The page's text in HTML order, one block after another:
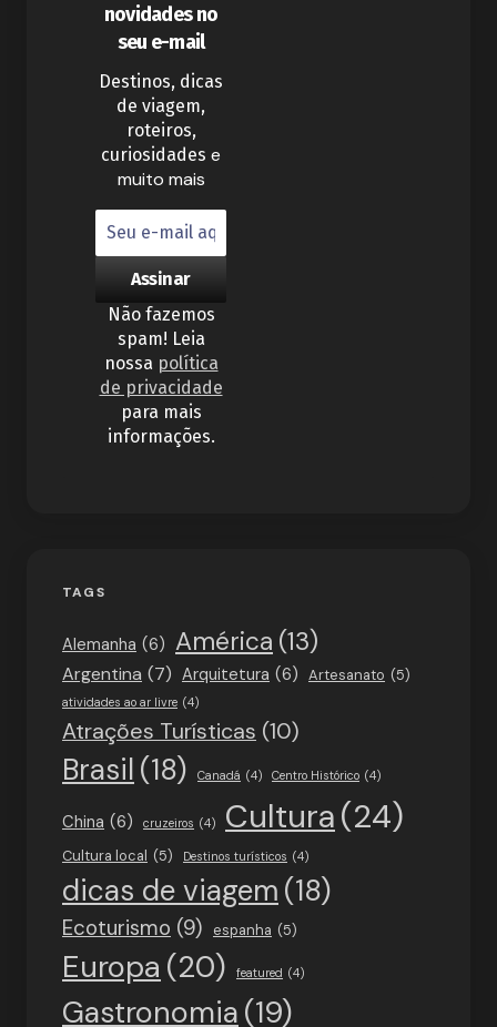
novidades no
seu e-mail
Destinos, dicas
de viagem,
roteiros,
curiosidades e
muito mais
Não fazemos
spam! Leia
nossa política
de privacidade
para mais
informações.
TAGS
Alemanha (6) América (13)
Argentina (7) Arquitetura (6) Artesanato (5)
atividades ao ar livre (4)
Atrações Turísticas (10)
Brasil (18) Canadá (4) Centro Histórico (4)
China (6) cruzeiros (4) Cultura(24)
Cultura local (5) Destinos turísticos (4)
dicas de viagem (18)
Ecoturismo (9) espanha (5)
Europa (20) featured (4)
Gastronomia (19)